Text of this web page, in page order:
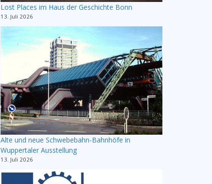
Lost Places im Haus der Geschichte Bonn
13. Juli 2026
Alte und neue Schwebebahn-Bahnhöfe in
Wuppertaler Ausstellung
13. Juli 2026